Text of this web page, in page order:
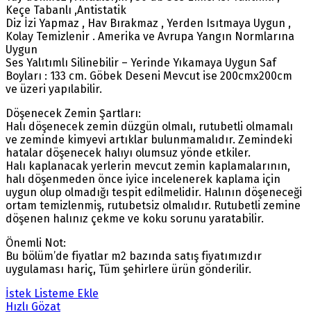
Keçe Tabanlı ,Antistatik
Diz İzi Yapmaz , Hav Bırakmaz , Yerden Isıtmaya Uygun ,
Kolay Temizlenir . Amerika ve Avrupa Yangın Normlarına
Uygun
Ses Yalıtımlı Silinebilir – Yerinde Yıkamaya Uygun Saf
Boyları : 133 cm. Göbek Deseni Mevcut ise 200cmx200cm
ve üzeri yapılabilir.
Döşenecek Zemin Şartları:
Halı döşenecek zemin düzgün olmalı, rutubetli olmamalı
ve zeminde kimyevi artıklar bulunmamalıdır. Zemindeki
hatalar döşenecek halıyı olumsuz yönde etkiler.
Halı kaplanacak yerlerin mevcut zemin kaplamalarının,
halı döşenmeden önce iyice incelenerek kaplama için
uygun olup olmadığı tespit edilmelidir. Halının döşeneceği
ortam temizlenmiş, rutubetsiz olmalıdır. Rutubetli zemine
döşenen halınız çekme ve koku sorunu yaratabilir.
Önemli Not:
Bu bölüm’de fiyatlar m2 bazında satış fiyatımızdır
uygulaması hariç, Tüm şehirlere ürün gönderilir.
İstek Listeme Ekle
Hızlı Gözat